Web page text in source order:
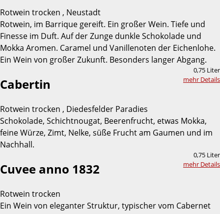
Rotwein trocken , Neustadt
Rotwein, im Barrique gereift. Ein großer Wein. Tiefe und
Finesse im Duft. Auf der Zunge dunkle Schokolade und
Mokka Aromen. Caramel und Vanillenoten der Eichenlohe.
Ein Wein von großer Zukunft. Besonders langer Abgang.
0,75 Liter
mehr Details
Cabertin
Rotwein trocken , Diedesfelder Paradies
Schokolade, Schichtnougat, Beerenfrucht, etwas Mokka,
feine Würze, Zimt, Nelke, süße Frucht am Gaumen und im
Nachhall.
0,75 Liter
mehr Details
Cuvee anno 1832
Rotwein trocken
Ein Wein von eleganter Struktur, typischer vom Cabernet